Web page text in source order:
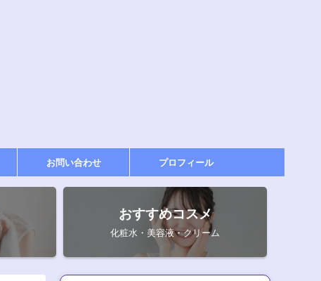
お問い合わせ プロフィール
おすすめコスメ
化粧水・美容液・クリーム